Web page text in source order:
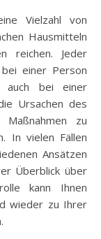
Vielzahl von
Hausmitteln
reichen. Jeder
einer Person
auch bei einer
Ursachen des
zu
In vielen Fällen
Ansätzen
Überblick über
kann Ihnen
wieder zu Ihrer